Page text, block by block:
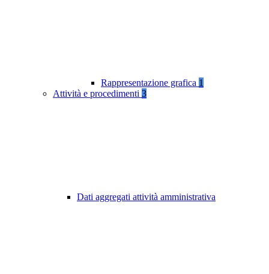
Rappresentazione grafica 1
Attività e procedimenti 3
Dati aggregati attività amministrativa